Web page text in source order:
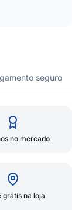
seguro
no mercado
grátis na loja